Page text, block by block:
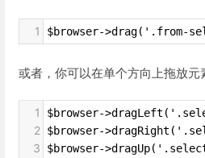
1 $browser-
或者，你可以在单个方向上拖放元
1 $browser-
2 $browser-
3 $browser-